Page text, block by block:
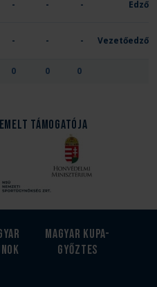
- - - Edző
- - - Vezetőedző
0 0 0
támogatója
Magyar kupa-
győztes